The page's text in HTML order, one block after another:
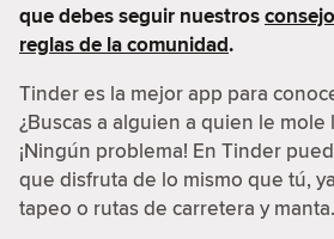
que debes seguir nuestros
reglas de la comunidad.
Tinder es la mejor app para
¿Buscas a alguien a quien le mole
¡Ningún problema! En Tinder
que disfruta de lo mismo que tú,
tapeo o rutas de carretera y manta.